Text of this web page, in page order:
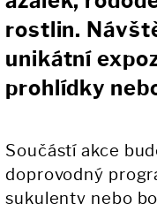
rostlin.
unikátní
prohlídky
Součástí akce
doprovodný
sukulenty nebo